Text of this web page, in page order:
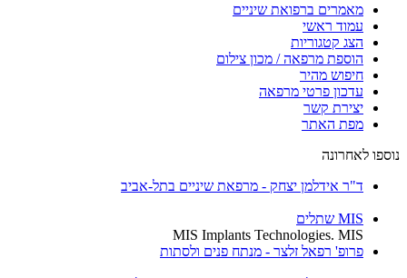
מאמרים ברפואת שיניים
עמוד ראשי
הצג קטגוריות
הוספת מרפאה / מכון צילום
חיפוש מהיר
עדכון פרטי מרפאה
יצירת קשר
מפת האתר
נוספו לאחרונה
ד"ר אידלמן יצחק - מרפאת שיניים בתל-אביב
MIS שתלים
MIS Implants Technologies. MIS
פרופ' רפאל זלצר - מנתח פנים ולסתות